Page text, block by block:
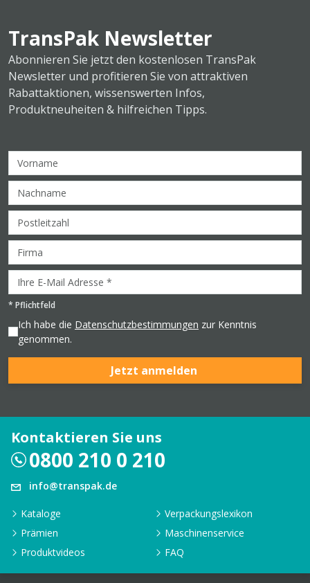
TransPak Newsletter
Abonnieren Sie jetzt den kostenlosen TransPak
Newsletter und profitieren Sie von attraktiven
Rabattaktionen, wissenswerten Infos,
Produktneuheiten & hilfreichen Tipps.
* Pflichtfeld
Ich habe die Datenschutzbestimmungen zur Kenntnis
genommen.
Jetzt anmelden
Kontaktieren Sie uns
0800 210 0 210
info@transpak.de
Kataloge
Verpackungslexikon
Prämien
Maschinenservice
Produktvideos
FAQ